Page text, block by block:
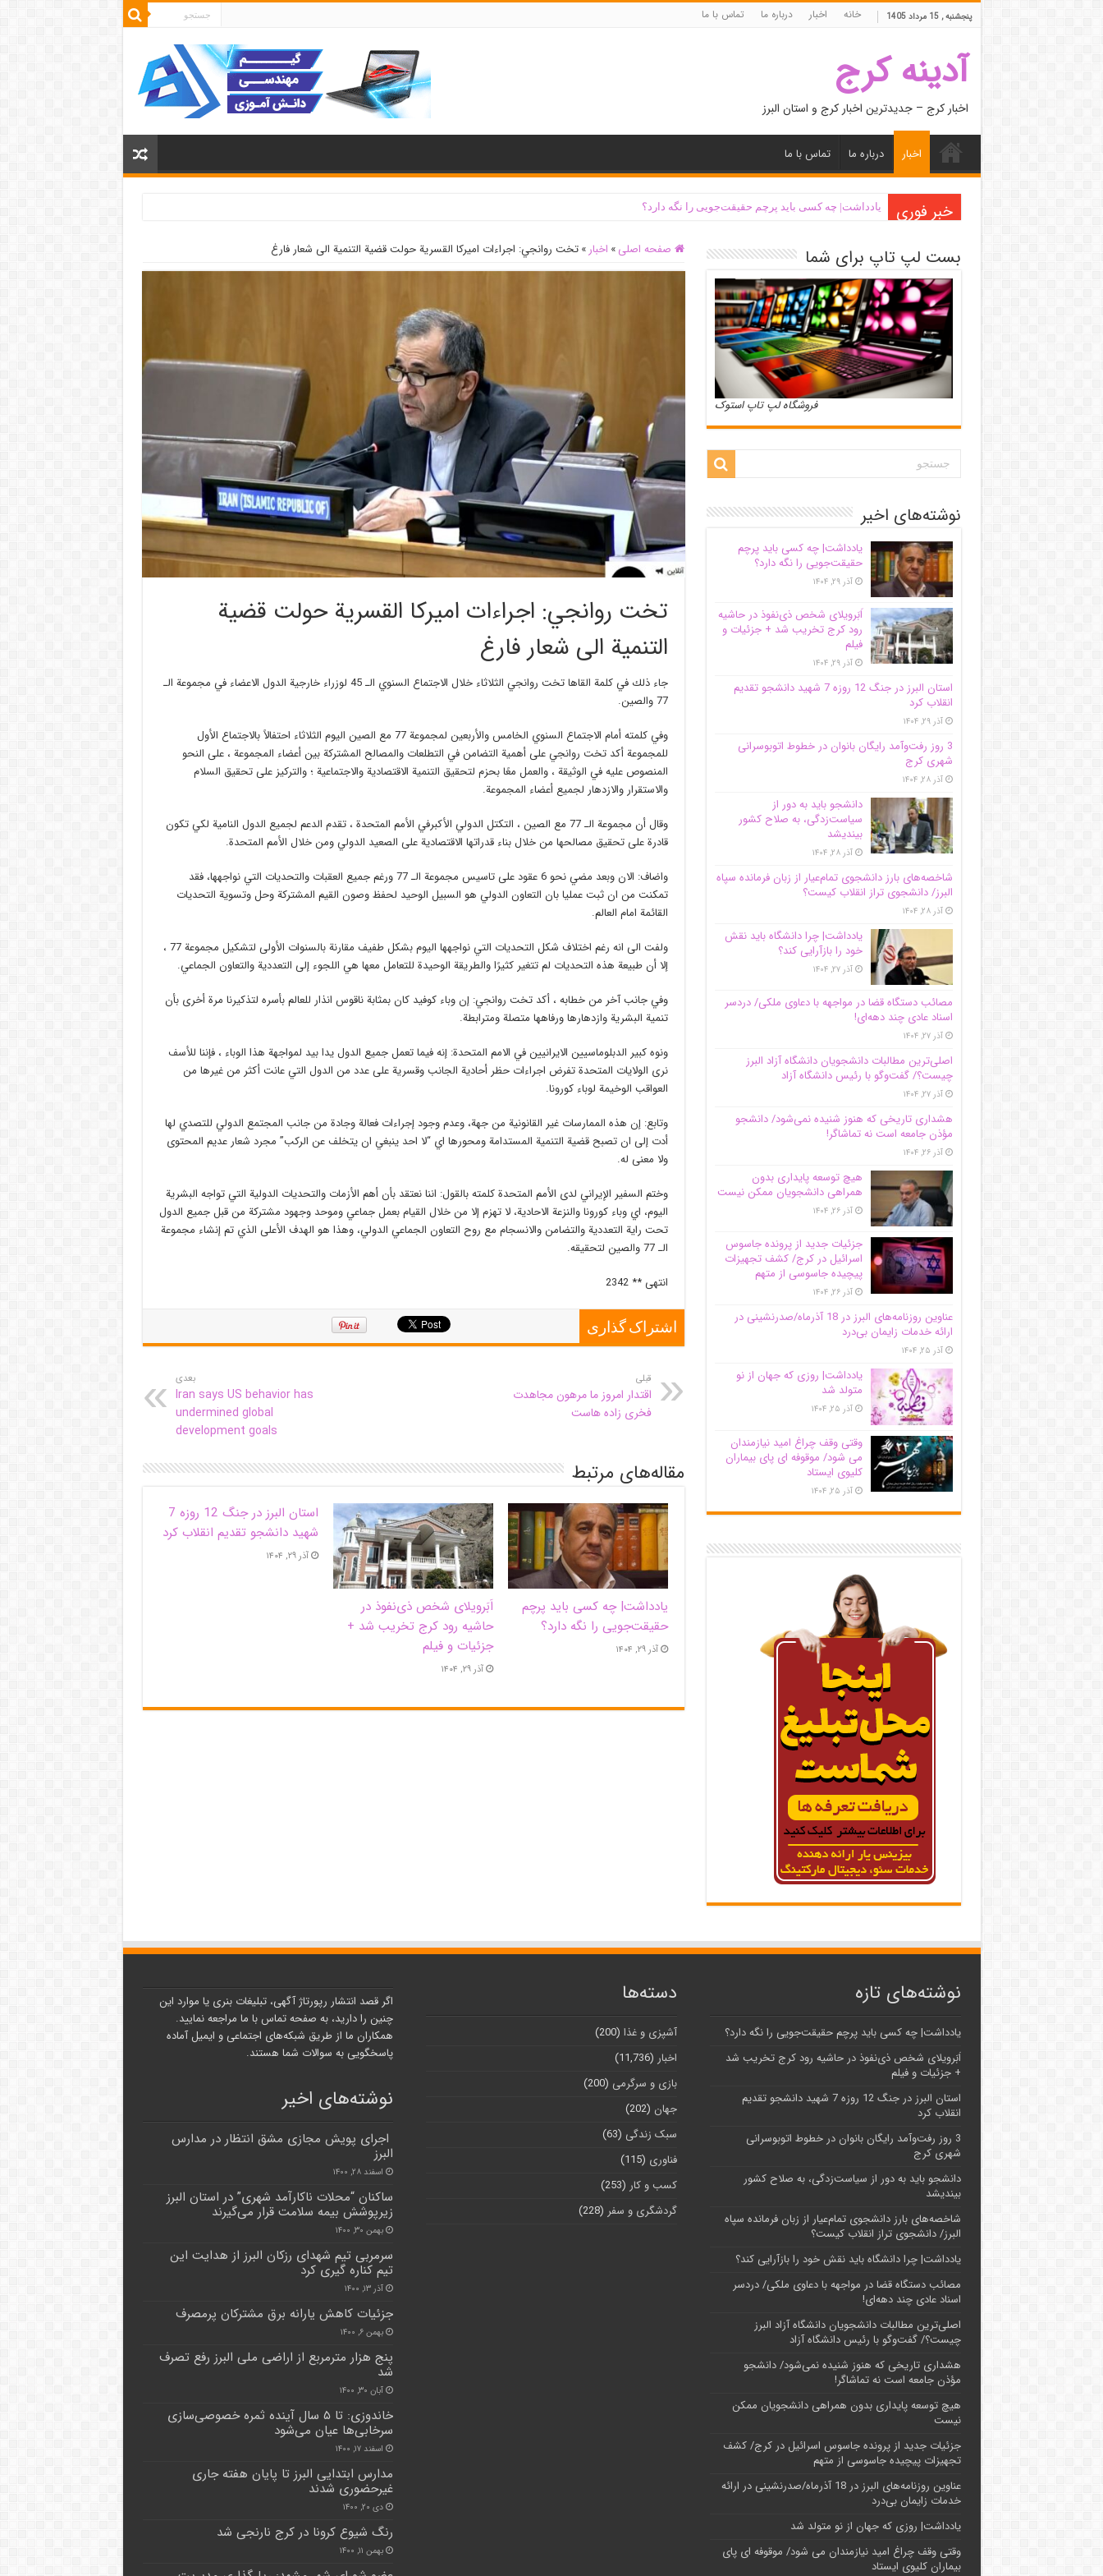
پنجشنبه , 15 مرداد 1405 خانه اخبار درباره ما تماس با ما
آدینه کرج
اخبار کرج – جدیدترین اخبار کرج و استان البرز
اخبار درباره ما تماس با ما
خبر فوری یادداشت| ‌چه کسی باید پرچم حقیقت‌جویی را نگه دارد؟
صفحه اصلی » اخبار » تخت روانجي: اجراءات اميركا القسرية حولت قضية التنمية الى شعار فارغ
تخت روانجي: اجراءات اميركا القسرية حولت قضية
التنمية الى شعار فارغ
جاء ذلك في كلمة القاها تخت روانجي الثلاثاء خلال الاجتماع السنوي الـ 45 لوزراء خارجية الدول الاعضاء في مجموعة الـ
77 والصين.
وفي كلمته أمام الاجتماع السنوي الخامس والأربعين لمجموعة 77 مع الصين اليوم الثلاثاء احتفالاً بالاجتماع الأول
للمجموعة أكد تخت روانجي على أهمية التضامن في التطلعات والمصالح المشتركة بين أعضاء المجموعة ، على النحو
المنصوص عليه في الوثيقة ، والعمل معًا بحزم لتحقيق التنمية الاقتصادية والاجتماعية ؛ والتركيز على تحقيق السلام
والاستقرار والازدهار لجميع أعضاء المجموعة.
وقال أن مجموعة الـ 77 مع الصين ، التكتل الدولي الأكبرفي الأمم المتحدة ، تقدم الدعم لجميع الدول النامية لكي تكون
قادرة على تحقيق مصالحها من خلال بناء قدراتها الاقتصادية على الصعيد الدولي ومن خلال الأمم المتحدة.
واضاف: الان وبعد مضي نحو 6 عقود على تاسيس مجموعة الـ 77 ورغم جميع العقبات والتحديات التي نواجهها، فقد
تمكنت من ان ثبت عمليا بان التعاون الدولي هو السبيل الوحيد لحفظ وصون القيم المشتركة وحل وتسوية التحديات
القائمة امام العالم.
ولفت الى انه رغم اختلاف شكل التحديات التي نواجهها اليوم بشكل طفيف مقارنة بالسنوات الأولى لتشكيل مجموعة 77 ،
إلا أن طبيعة هذه التحديات لم تتغير كثيرًا والطريقة الوحيدة للتعامل معها هي اللجوء إلى التعددية والتعاون الجماعي.
وفي جانب آخر من خطابه ، أكد تخت روانجي: إن وباء كوفيد كان بمثابة ناقوس انذار للعالم بأسره لتذكيرنا مرة أخرى بأن
تنمية البشرية وازدهارها ورفاهها متصلة ومترابطة.
ونوه كبير الدبلوماسيين الايرانيين في الامم المتحدة: إنه فيما تعمل جميع الدول يدا بيد لمواجهة هذا الوباء ، فإننا للأسف
نرى الولايات المتحدة تفرض اجراءات حظر أحادية الجانب وقسرية على عدد من الدول التي عانت أكثر من غيرها من
العواقب الوخيمة لوباء كورونا.
وتابع: إن هذه الممارسات غير القانونية من جهة، وعدم وجود إجراءات فعالة وجادة من جانب المجتمع الدولي للتصدي لها
أدت إلى ان تصبح قضية التنمية المستدامة ومحورها اي “لا احد ينبغي ان يتخلف عن الركب” مجرد شعار عديم المحتوى
ولا معنى له.
وختم السفير الإيراني لدى الأمم المتحدة كلمته بالقول: اننا نعتقد بأن أهم الأزمات والتحديات الدولية التي تواجه البشرية
اليوم، اي وباء كورونا والنزعة الاحادية، لا تهزم إلا من خلال القيام بعمل جماعي وموحد وجهود مشتركة من قبل جميع الدول
تحت راية التعددية والتضامن والانسجام مع روح التعاون الجماعي الدولي، وهذا هو الهدف الأعلى الذي تم إنشاء مجموعة
الـ 77 والصين لتحقيقه.
انتهى ** 2342
اشتراک گذاری
قبلی
اقتدار امروز ما مرهون مجاهدت
فخری زاده هاست
بعدی
Iran says US behavior has
undermined global
development goals
مقاله‌های مرتبط
یادداشت| ‌چه کسی باید پرچم
حقیقت‌جویی را نگه دارد؟
آذر ۲۹, ۱۴۰۴
اَبَر‌ویلای شخص ذی‌نفوذ در
حاشیه‌ رود کرج تخریب شد +
جزئیات و فیلم
آذر ۲۹, ۱۴۰۴
استان البرز در جنگ 12 روزه 7
شهید دانشجو تقدیم انقلاب کرد
آذر ۲۹, ۱۴۰۴
بست لپ تاپ برای شما
فروشگاه لپ تاپ استوک
نوشته‌های اخیر
یادداشت| ‌چه کسی باید پرچم
حقیقت‌جویی را نگه دارد؟
آذر ۲۹, ۱۴۰۴
اَبَر‌ویلای شخص ذی‌نفوذ در حاشیه‌
رود کرج تخریب شد + جزئیات و
فیلم
آذر ۲۹, ۱۴۰۴
استان البرز در جنگ 12 روزه 7 شهید دانشجو تقدیم
انقلاب کرد
آذر ۲۹, ۱۴۰۴
3 روز رفت‌وآمد رایگان بانوان در خطوط اتوبوسرانی
شهری کرج
آذر ۲۸, ۱۴۰۴
دانشجو باید به دور از
سیاست‌زدگی، به صلاح کشور
بیندیشد
آذر ۲۸, ۱۴۰۴
شاخصه‌های بارز دانشجوی تمام‌عیار از زبان فرمانده سپاه
البرز/ دانشجوی تراز انقلاب کیست؟
آذر ۲۸, ۱۴۰۴
یادداشت| چرا دانشگاه باید نقش
خود را بازآرایی کند؟
آذر ۲۷, ۱۴۰۴
مصائب دستگاه قضا در مواجهه با دعاوی ملکی/ دردسر
اسناد عادی چند‌ دهه‌ای!
آذر ۲۷, ۱۴۰۴
اصلی‌ترین مطالبات دانشجویان دانشگاه آزاد البرز
چیست؟/ گفت‌وگو با رئیس دانشگاه آز‌اد
آذر ۲۷, ۱۴۰۴
هشداری تاریخی که هنوز شنیده نمی‌شود/ دانشجو
مؤذن جامعه است نه تماشاگر!
آذر ۲۶, ۱۴۰۴
هیچ توسعه پایداری بدون
همراهی دانشجویان ممکن نیست
آذر ۲۶, ۱۴۰۴
جزئیات جدید از پرونده جاسوس
اسرائیل در کرج/‌ کشف تجهیزات
پیچیده جاسوسی از متهم
آذر ۲۶, ۱۴۰۴
عناوین روزنامه‌های البرز در ‌18 آذرماه/صدرنشینی در
ارائه خدمات زایمان بی‌درد
آذر ۲۵, ۱۴۰۴
یادداشت| روزی که جهان از نو
متولد شد
آذر ۲۵, ۱۴۰۴
وقتی وقف چراغ امید نیازمندان
می شود/ موقوفه ای پای بیماران
کلیوی ایستاد
آذر ۲۵, ۱۴۰۴
نوشته‌های تازه
یادداشت| ‌چه کسی باید پرچم حقیقت‌جویی را نگه دارد؟
اَبَر‌ویلای شخص ذی‌نفوذ در حاشیه‌ رود کرج تخریب شد
+ جزئیات و فیلم
استان البرز در جنگ 12 روزه 7 شهید دانشجو تقدیم
انقلاب کرد
3 روز رفت‌وآمد رایگان بانوان در خطوط اتوبوسرانی
شهری کرج
دانشجو باید به دور از سیاست‌زدگی، به صلاح کشور
بیندیشد
شاخصه‌های بارز دانشجوی تمام‌عیار از زبان فرمانده سپاه
البرز/ دانشجوی تراز انقلاب کیست؟
یادداشت| چرا دانشگاه باید نقش خود را بازآرایی کند؟
مصائب دستگاه قضا در مواجهه با دعاوی ملکی/ دردسر
اسناد عادی چند‌ دهه‌ای!
اصلی‌ترین مطالبات دانشجویان دانشگاه آزاد البرز
چیست؟/ گفت‌وگو با رئیس دانشگاه آز‌اد
هشداری تاریخی که هنوز شنیده نمی‌شود/ دانشجو
مؤذن جامعه است نه تماشاگر!
هیچ توسعه پایداری بدون همراهی دانشجویان ممکن
نیست
جزئیات جدید از پرونده جاسوس اسرائیل در کرج/‌ کشف
تجهیزات پیچیده جاسوسی از متهم
عناوین روزنامه‌های البرز در ‌18 آذرماه/صدرنشینی در ارائه
خدمات زایمان بی‌درد
یادداشت| روزی که جهان از نو متولد شد
وقتی وقف چراغ امید نیازمندان می شود/ موقوفه ای پای
بیماران کلیوی ایستاد
دسته‌ها
آشپزی و غذا (200)
اخبار (11,736)
بازی و سرگرمی (200)
جهان (202)
سبک زندگی (63)
فناوری (115)
کسب و کار (253)
گردشگری و سفر (228)
اگر قصد انتشار رپورتاژ آگهی، تبلیغات بنری یا موارد این
چنین را دارید، به صفحه تماس با ما مراجعه نمایید.
همکاران ما از طریق شبکه‌های اجتماعی و ایمیل آماده
پاسخگویی به سوالات شما هستند.
نوشته‌های اخیر
اجرای پویش مجازی مشق انتظار در مدارس
البرز
اسفند ۲۸, ۱۴۰۰
ساکنان “محلات ناکارآمد شهری” در استان البرز
زیرپوشش بیمه سلامت قرار می‌گیرند
بهمن ۳۰, ۱۴۰۰
سرمربی تیم شهدای رزکان البرز از هدایت این
تیم کناره گیری کرد
آذر ۱۳, ۱۴۰۰
جزئیات کاهش یارانه برق مشترکان پرمصرف
بهمن ۶, ۱۴۰۰
پنج هزار مترمربع از اراضی ملی البرز رفع تصرف
شد
آبان ۳۰, ۱۴۰۰
خاندوزی: تا ۵ سال آینده ثمره خصوصی‌سازی
سرخابی‌ها عیان می‌شود
اسفند ۱۷, ۱۴۰۰
مدارس ابتدایی البرز تا پایان هفته جاری
غیرحضوری شدند
دی ۲۰, ۱۴۰۰
رنگ شیوع کرونا در کرج نارنجی شد
بهمن ۱۱, ۱۴۰۰